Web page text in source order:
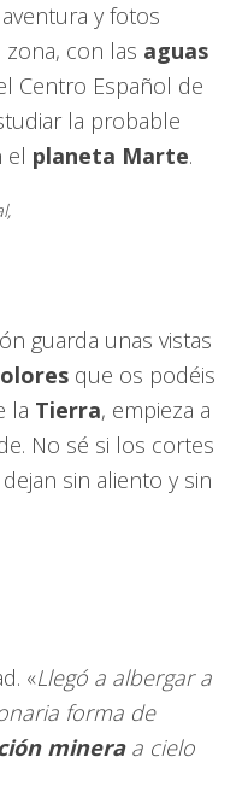
y fotos
zona, con las aguas
Centro Español de
la probable
el planeta Marte.
guarda unas vistas
que os podéis
la Tierra, empieza a
No sé si los cortes
sin aliento y sin
«Llegó a albergar a
forma de
mineraa cielo